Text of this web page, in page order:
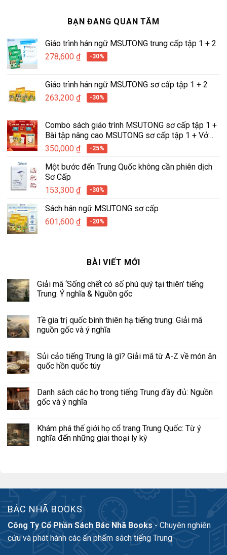
BẠN ĐANG QUAN TÂM
Giáo trình hán ngữ MSUTONG trung cấp tập 1 + 2
278,600 ₫ -30%
Giáo trình hán ngữ MSUTONG sơ cấp tập 1 + 2
263,200 ₫ -30%
Combo sách giáo trình MSUTONG sơ cấp tập 1 +
Bài tập nâng cao MSUTONG sơ cấp tập 1 + Vở
tập viết hán ngữ tích hợp MSUTONG tập 1
350,000 ₫ -25%
Một bước đến Trung Quốc không cần phiên dịch
Sơ Cấp
153,300 ₫ -30%
Sách hán ngữ MSUTONG sơ cấp
601,600 ₫ -20%
BÀI VIẾT MỚI
Giải mã ‘Sống chết có số phú quý tại thiên’ tiếng
Trung: Ý nghĩa & Nguồn gốc
Tề gia trị quốc bình thiên hạ tiếng trung: Giải mã
nguồn gốc và ý nghĩa
Sủi cảo tiếng Trung là gì? Giải mã từ A-Z về món ăn
quốc hồn quốc túy
Danh sách các họ trong tiếng Trung đầy đủ: Nguồn
gốc và ý nghĩa
Khám phá thế giới họ cổ trang Trung Quốc: Từ ý
nghĩa đến những giai thoại ly kỳ
BÁC NHÃ BOOKS
Công Ty Cổ Phần Sách Bác Nhã Books - Chuyên nghiên
cứu và phát hành các ấn phẩm sách tiếng Trung